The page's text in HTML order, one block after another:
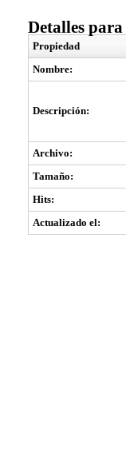
Detalles para
Propiedad
Nombre:
Descripción:
Archivo:
Tamaño:
Hits:
Actualizado el: